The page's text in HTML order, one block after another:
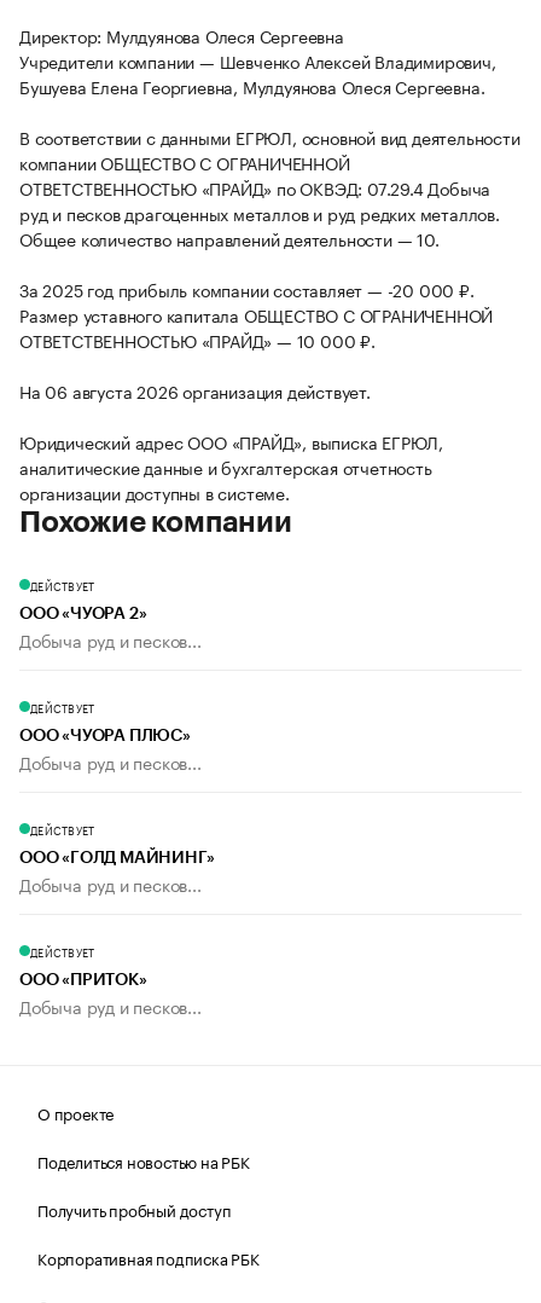
Директор: Мулдуянова Олеся Сергеевна
Учредители компании — Шевченко Алексей Владимирович,
Бушуева Елена Георгиевна, Мулдуянова Олеся Сергеевна.
В соответствии с данными ЕГРЮЛ, основной вид деятельности
компании ОБЩЕСТВО С ОГРАНИЧЕННОЙ
ОТВЕТСТВЕННОСТЬЮ «ПРАЙД» по ОКВЭД: 07.29.4 Добыча
руд и песков драгоценных металлов и руд редких металлов.
Общее количество направлений деятельности — 10.
За 2025 год прибыль компании составляет — -20 000 ₽.
Размер уставного капитала ОБЩЕСТВО С ОГРАНИЧЕННОЙ
ОТВЕТСТВЕННОСТЬЮ «ПРАЙД» — 10 000 ₽.
На 06 августа 2026 организация действует.
Юридический адрес ООО «ПРАЙД», выписка ЕГРЮЛ,
аналитические данные и бухгалтерская отчетность
организации доступны в системе.
Похожие компании
ДЕЙСТВУЕТ
ООО «ЧУОРА 2»
Добыча руд и песков...
ДЕЙСТВУЕТ
ООО «ЧУОРА ПЛЮС»
Добыча руд и песков...
ДЕЙСТВУЕТ
ООО «ГОЛД МАЙНИНГ»
Добыча руд и песков...
ДЕЙСТВУЕТ
ООО «ПРИТОК»
Добыча руд и песков...
О проекте
Поделиться новостью на РБК
Получить пробный доступ
Корпоративная подписка РБК